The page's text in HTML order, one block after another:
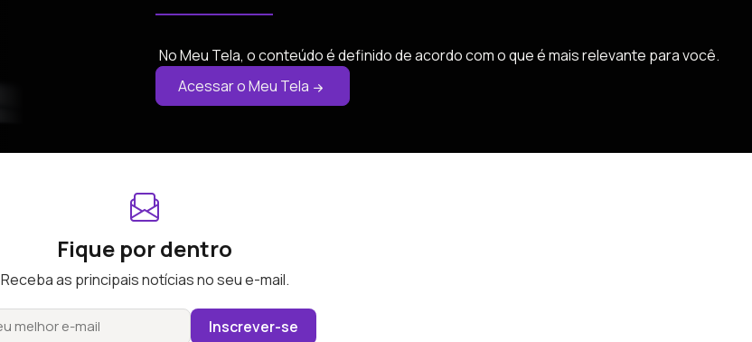
No Meu Tela, o conteúdo é definido de acordo com o que é mais relevante para você.
Acessar o Meu Tela
Fique por dentro
Receba as principais notícias no seu e-mail.
Inscrever-se